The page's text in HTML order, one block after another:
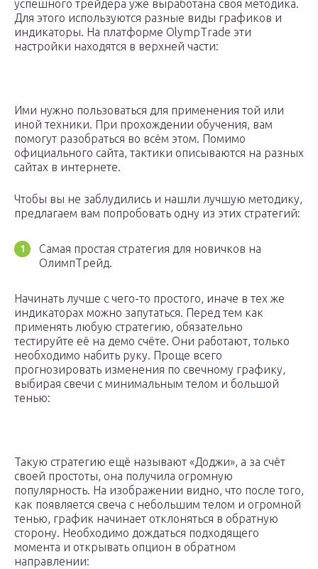
успешного трейдера уже выработана своя методика.
Для этого используются разные виды графиков и
индикаторы. На платформе OlympTrade эти
настройки находятся в верхней части:
Ими нужно пользоваться для применения той или
иной техники. При прохождении обучения, вам
помогут разобраться во всём этом. Помимо
официального сайта, тактики описываются на разных
сайтах в интернете.
Чтобы вы не заблудились и нашли лучшую методику,
предлагаем вам попробовать одну из этих стратегий:
Самая простая стратегия для новичков на
ОлимпТрейд.
Начинать лучше с чего-то простого, иначе в тех же
индикаторах можно запутаться. Перед тем как
применять любую стратегию, обязательно
тестируйте её на демо счёте. Они работают, только
необходимо набить руку. Проще всего
прогнозировать изменения по свечному графику,
выбирая свечи с минимальным телом и большой
тенью:
Такую стратегию ещё называют «Доджи», а за счёт
своей простоты, она получила огромную
популярность. На изображении видно, что после того,
как появляется свеча с небольшим телом и огромной
тенью, график начинает отклоняться в обратную
сторону. Необходимо дождаться подходящего
момента и открывать опцион в обратном
направлении: